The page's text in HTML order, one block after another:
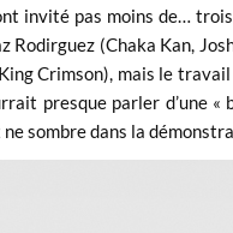
invité pas moins de…
(Chaka Kan,
Crimson), mais le travail
presque parler d’une
ne sombre dans la